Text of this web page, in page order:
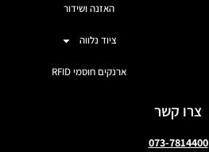
האזנה ושידור
ציוד נלווה
ארנקים חוסמי RFID
צרו קשר
073-7814400